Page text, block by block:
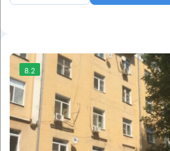
8.2